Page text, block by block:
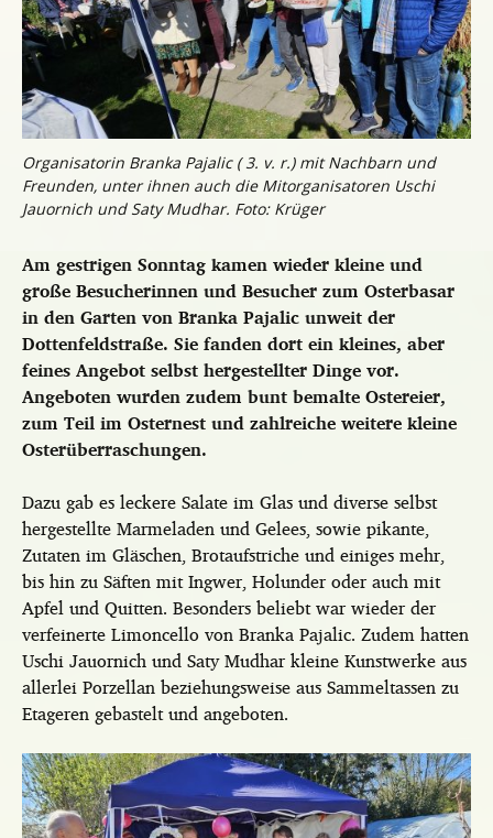
Organisatorin Branka Pajalic ( 3. v. r.) mit Nachbarn und
Freunden, unter ihnen auch die Mitorganisatoren Uschi
Jauornich und Saty Mudhar. Foto: Krüger
Am gestrigen Sonntag kamen wieder kleine und
große Besucherinnen und Besucher zum Osterbasar
in den Garten von Branka Pajalic unweit der
Dottenfeldstraße. Sie fanden dort ein kleines, aber
feines Angebot selbst hergestellter Dinge vor.
Angeboten wurden zudem bunt bemalte Ostereier,
zum Teil im Osternest und zahlreiche weitere kleine
Osterüberraschungen.
Dazu gab es leckere Salate im Glas und diverse selbst
hergestellte Marmeladen und Gelees, sowie pikante,
Zutaten im Gläschen, Brotaufstriche und einiges mehr,
bis hin zu Säften mit Ingwer, Holunder oder auch mit
Apfel und Quitten. Besonders beliebt war wieder der
verfeinerte Limoncello von Branka Pajalic. Zudem hatten
Uschi Jauornich und Saty Mudhar kleine Kunstwerke aus
allerlei Porzellan beziehungsweise aus Sammeltassen zu
Etageren gebastelt und angeboten.